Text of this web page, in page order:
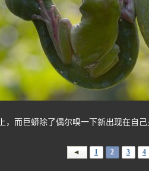
巨蟒除了偶尔嗅一下新出现在自己
1 2 3 4